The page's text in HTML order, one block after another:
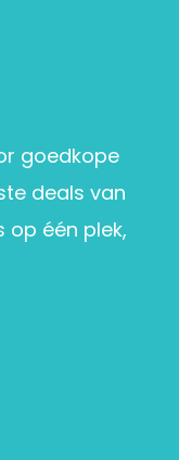
goedkope
deals van
op één plek,